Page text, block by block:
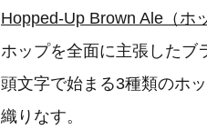
Hopped-Up Brown Ale（ホ
ホップを全面に主張したブ
頭文字で始まる3種類のホ
織りなす。